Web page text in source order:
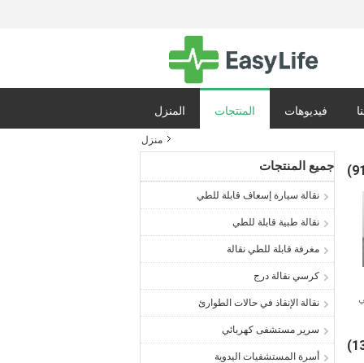
المنزل المنتجات فيديوهات
الخصوصية
منزل
جميع المنتجات
نقالة سيارة إسعاف قابلة للطي
نقالة طبية قابلة للطي
مغرفة قابلة للطي نقالة
كرسي نقالة درج
نقالة الإنقاذ في حالات الطوارئ
سرير مستشفى كهربائي
أسرة المستشفيات اليدوية